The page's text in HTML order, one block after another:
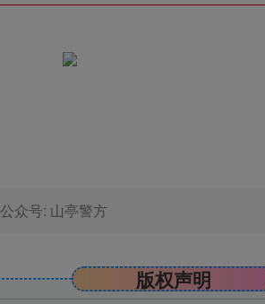
众号: 山亭警方
版权声明